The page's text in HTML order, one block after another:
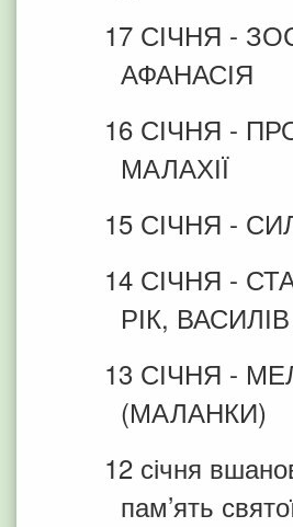
17 СІЧНЯ -
АФАНАСІЯ
16 СІЧНЯ -
МАЛАХІЇ
15 СІЧНЯ -
14 СІЧНЯ -
РІК,
13 СІЧНЯ -
(МАЛАНКИ)
12 січня
пам’ять